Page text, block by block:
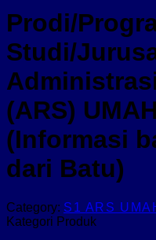
Prodi/
Studi/
(ARS)
(Informasi
dari Batu)
Category: S1 ARS
Kategori Produk